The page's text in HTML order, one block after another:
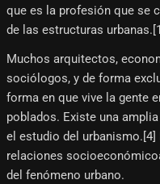
que es la profesión que se
de las estructuras
Muchos arquitectos,
sociólogos, y de forma
forma en que vive la gente
poblados. Existe una
el estudio del
relaciones
del fenómeno urbano.